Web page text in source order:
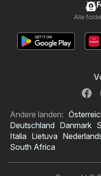
Alle
Andere landen:
Deutschland Danmark
Italia Lietuva
South Africa